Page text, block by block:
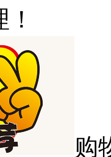
购